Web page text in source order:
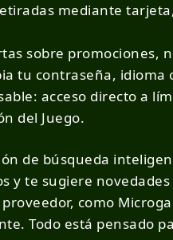
mediante
sobre promociones,
tu contraseña, idioma
acceso directo a
del Juego.
de búsqueda
y te sugiere
como
Todo está pensado